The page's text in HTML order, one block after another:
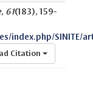
, 61(183), 159-
index.php/SINITE/
Citation